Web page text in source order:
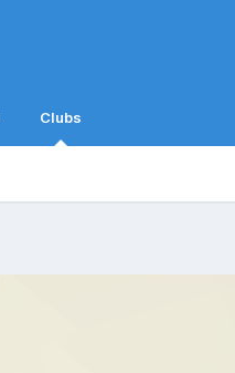
Clubs